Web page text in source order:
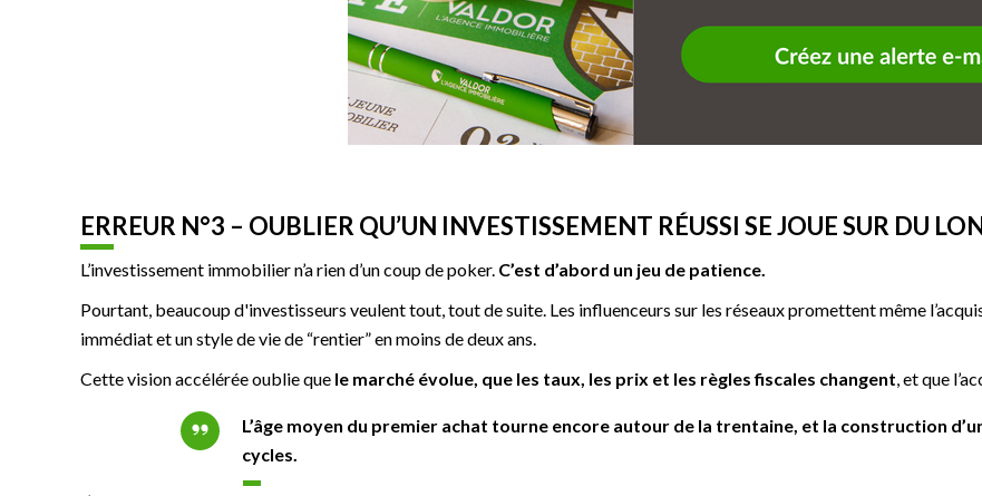
ERREUR N°3 – OUBLIER QU’UN INVESTISSEMENT RÉUSSI SE JOUE SUR DU
L’investissement immobilier n’a rien d’un coup de poker. C’est d’abord un jeu de patience.
Pourtant, beaucoup d'investisseurs veulent tout, tout de suite. Les influenceurs sur les réseaux promettent même
immédiat et un style de vie de “rentier” en moins de deux ans.
Cette vision accélérée oublie que le marché évolue, que les taux, les prix et les règles fiscales changent, et que
L’âge moyen du premier achat tourne encore autour de la trentaine, et la construction
cycles.